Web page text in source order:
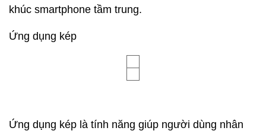
khúc smartphone tầm trung.
Ứng dụng kép
Ứng dụng kép là tính năng giúp người dùng nhân